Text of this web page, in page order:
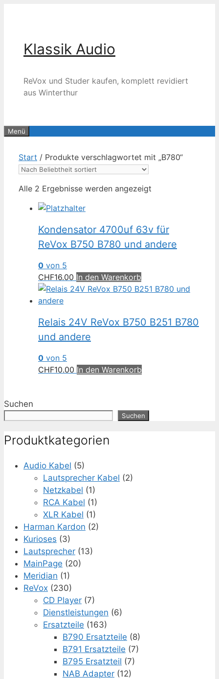
Klassik Audio
ReVox und Studer kaufen, komplett revidiert
aus Winterthur
Menü
Start / Produkte verschlagwortet mit „B780“
Alle 2 Ergebnisse werden angezeigt
Kondensator 4700uf 63v für
ReVox B750 B780 und andere
0 von 5
CHF16.00 In den Warenkorb
Relais 24V ReVox B750 B251 B780
und andere
0 von 5
CHF10.00 In den Warenkorb
Suchen
Suchen
Produktkategorien
Audio Kabel (5)
Lautsprecher Kabel (2)
Netzkabel (1)
RCA Kabel (1)
XLR Kabel (1)
Harman Kardon (2)
Kurioses (3)
Lautsprecher (13)
MainPage (20)
Meridian (1)
ReVox (230)
CD Player (7)
Dienstleistungen (6)
Ersatzteile (163)
B790 Ersatzteile (8)
B791 Ersatzteile (7)
B795 Ersatzteil (7)
NAB Adapter (12)